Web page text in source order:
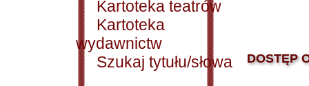
Kartoteka teatrów
Kartoteka
wydawnictw
Szukaj tytułu/słowa
DOSTĘP